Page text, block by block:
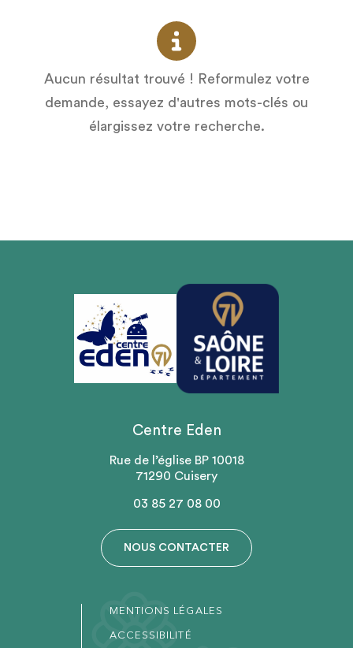
Aucun résultat trouvé ! Reformulez votre
demande, essayez d'autres mots-clés ou
élargissez votre recherche.
Centre Eden
Rue de l’église BP 10018
71290 Cuisery
03 85 27 08 00
NOUS CONTACTER
MENTIONS LÉGALES
ACCESSIBILITÉ